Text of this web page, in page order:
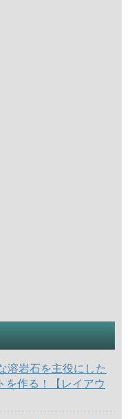
溶岩石を主役にした
を作る！【レイアウ